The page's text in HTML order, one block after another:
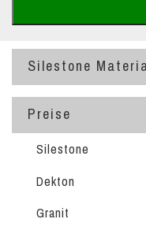
Silestone
Preise
Silestone
Dekton
Granit